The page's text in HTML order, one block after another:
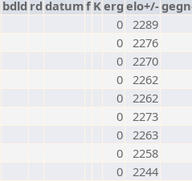
bdld rd datumf Kerg elo+/-
0 2289
0 2276
0 2270
0 2262
0 2262
0 2273
0 2263
0 2258
0 2244